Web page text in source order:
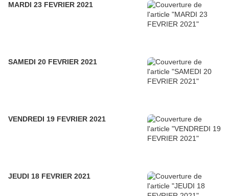
MARDI 23 FEVRIER 2021
SAMEDI 20 FEVRIER 2021
VENDREDI 19 FEVRIER 2021
JEUDI 18 FEVRIER 2021